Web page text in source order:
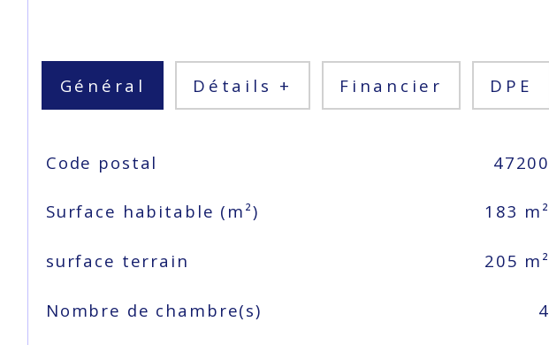
Général Détails + Financier DPE
TRAD_SIROCCO_Caracteristique
Code postal 47200
Surface habitable (m²) 183 m²
surface terrain 205 m²
Nombre de chambre(s) 4